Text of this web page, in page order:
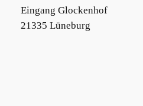
Eingang Glockenhof
21335 Lüneburg